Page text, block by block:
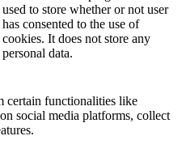
used to store whether or not user
has consented to the use of
cookies. It does not store any
personal data.
certain functionalities like
social media platforms, collect